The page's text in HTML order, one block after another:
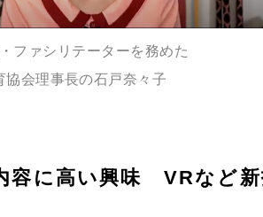
ァシリテーターを務めた
協会理事長の石戸奈々子
容に高い興味 VRなど